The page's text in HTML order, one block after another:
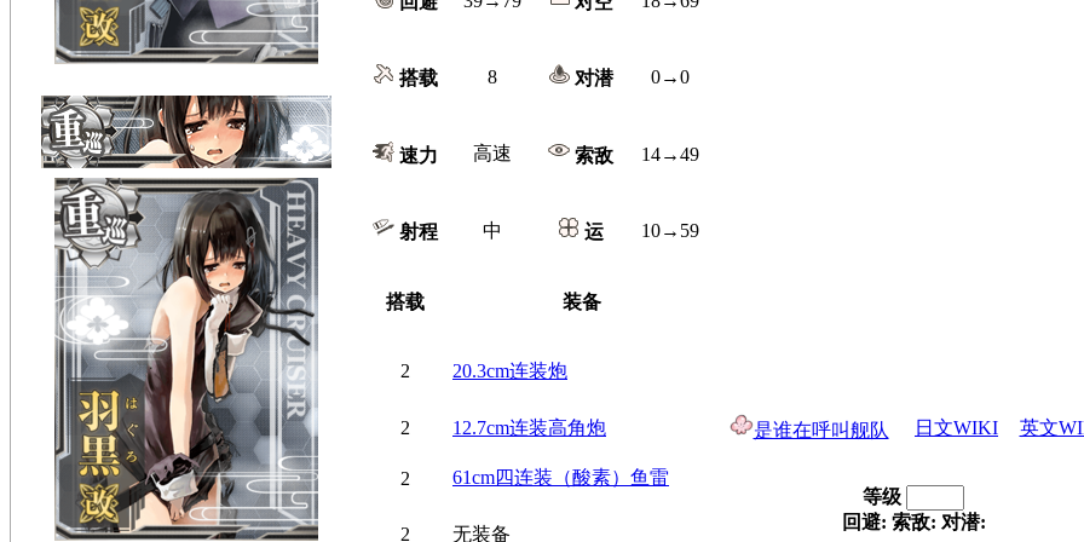
搭载 8 对潜 0→0
速力 高速 索敌 14→49
射程 中 运 10→59
搭载 装备
2 20.3cm连装炮
2 12.7cm连装高角炮 是谁在呼叫舰队 日文WIKI 英文
2
61cm四连装（酸素）鱼雷
等级
回避: 索敌: 对潜:
2 无装备